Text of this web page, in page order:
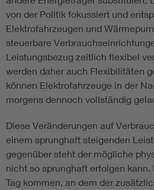
von der Politik fokussiert und
Elektrofahrzeugen und
steuerbare
Leistungsbezug zeitlich flexibel
werden daher auch Flexibilitäten
können Elektrofahrzeuge in der
morgens dennoch vollständig
Diese Veränderungen auf
einem sprunghaft steigenden
gegenüber steht der mögliche
nicht so sprunghaft erfolgen
Tag kommen, an dem der